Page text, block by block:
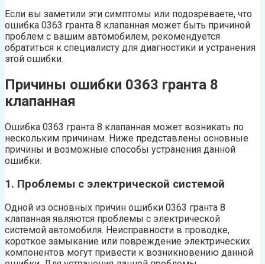
Если вы заметили эти симптомы или подозреваете, что
ошибка 0363 гранта 8 клапанная может быть причиной
проблем с вашим автомобилем, рекомендуется
обратиться к специалисту для диагностики и устранения
этой ошибки.
Причины ошибки 0363 гранта 8
клапанная
Ошибка 0363 гранта 8 клапанная может возникать по
нескольким причинам. Ниже представлены основные
причины и возможные способы устранения данной
ошибки.
1. Проблемы с электрической системой
Одной из основных причин ошибки 0363 гранта 8
клапанная являются проблемы с электрической
системой автомобиля. Неисправности в проводке,
короткое замыкание или повреждение электрических
компонентов могут привести к возникновению данной